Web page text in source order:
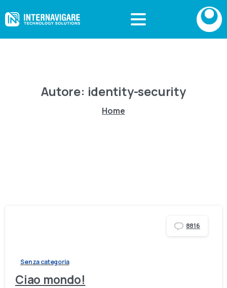
Autore: identity-security
Home
8816
Senza categoria
Ciao mondo!